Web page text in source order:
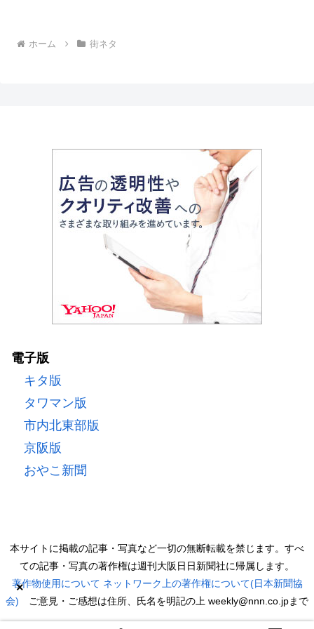
ホーム 街ネタ
×
電子版
キタ版
タワマン版
市内北東部版
京阪版
おやこ新聞
本サイトに掲載の記事・写真など一切の無断転載を禁じます。すべ
ての記事・写真の著作権は週刊大阪日日新聞社に帰属します。
著作物使用について ネットワーク上の著作権について(日本新聞協
会) ご意見・ご感想は住所、氏名を明記の上 weekly@nnn.co.jpまで